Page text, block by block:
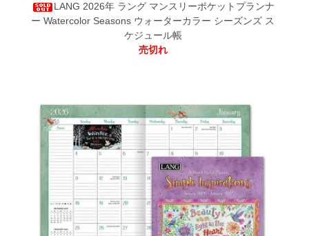
LANG 2026年 ラング マンスリーポケットプランナ
ー Watercolor Seasons ウォーターカラー シーズンズ ス
ケジュール帳
売切れ